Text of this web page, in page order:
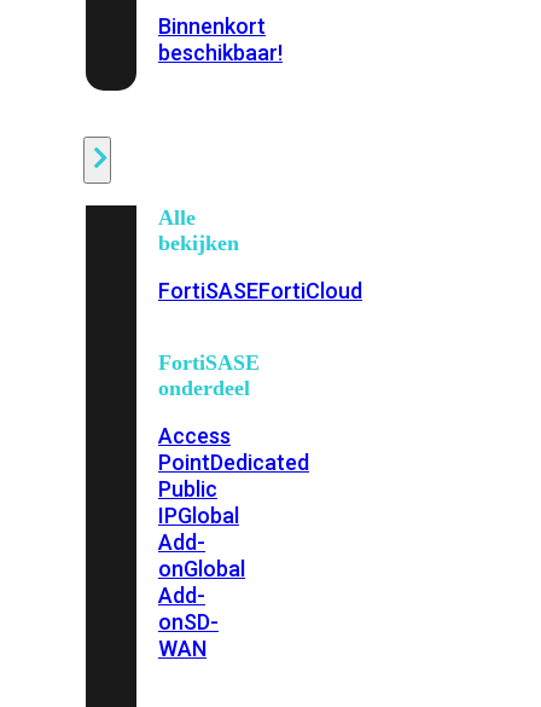
Binnenkort
beschikbaar!
Alle
bekijken
FortiSASEFortiCloud
FortiSASE
onderdeel
Access
PointDedicated
Public
IPGlobal
Add-
onGlobal
Add-
onSD-
WAN